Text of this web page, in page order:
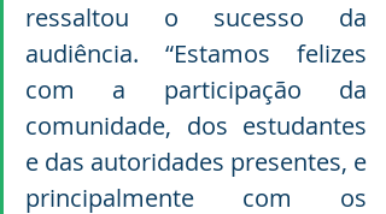
ressaltou o sucesso da
audiência. “Estamos felizes
com a participação da
comunidade, dos estudantes
e das autoridades presentes, e
principalmente com os